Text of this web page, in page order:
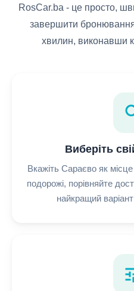
RosCar.ba - це просто,
завершити
хвилин, виконавши
Виберіть
Вкажіть Сараєво як
подорожі, порівняйте
найкращий